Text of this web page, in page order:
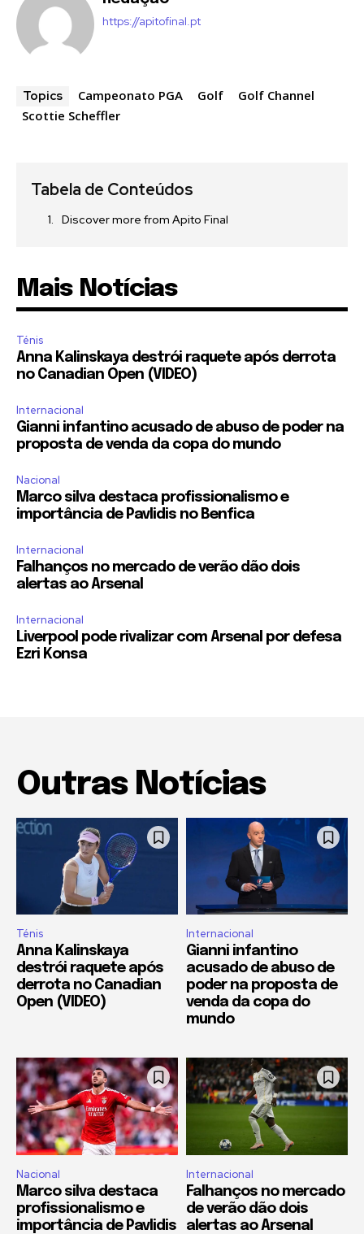
https://apitofinal.pt
Topics Campeonato PGA Golf
Golf Channel
Scottie Scheffler
Tabela de Conteúdos
Discover more from Apito Final
Mais Notícias
Ténis
Anna Kalinskaya destrói raquete após derrota
no Canadian Open (VIDEO)
Internacional
Gianni infantino acusado de abuso de poder na
proposta de venda da copa do mundo
Nacional
Marco silva destaca profissionalismo e
importância de Pavlidis no Benfica
Internacional
Falhanços no mercado de verão dão dois
alertas ao Arsenal
Internacional
Liverpool pode rivalizar com Arsenal por defesa
Ezri Konsa
Outras Notícias
Ténis
Anna Kalinskaya
destrói raquete após
derrota no Canadian
Open (VIDEO)
Internacional
Gianni infantino
acusado de abuso de
poder na proposta de
venda da copa do
mundo
Nacional
Marco silva destaca
profissionalismo e
importância de Pavlidis
Internacional
Falhanços no mercado
de verão dão dois
alertas ao Arsenal